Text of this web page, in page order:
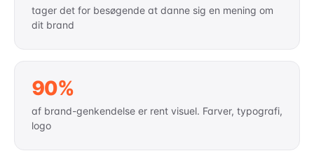
tager det for besøgende at danne sig en mening om
dit brand
90%
af brand-genkendelse er rent visuel. Farver, typografi,
logo